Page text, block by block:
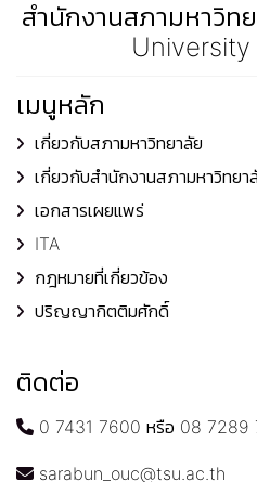
สำนักงานสภามหาวิท
เมนูหลัก
เกี่ยวกับสภามหาวิทยาลัย
เกี่ยวกับสำนักงานสภามหาวิทยา
เอกสารเผยแพร่
ITA
กฎหมายที่เกี่ยวข้อง
ปริญญากิตติมศักดิ์
ติดต่อ
0 7431 7600 หรือ 08 7289
sarabun_ouc@tsu.ac.th